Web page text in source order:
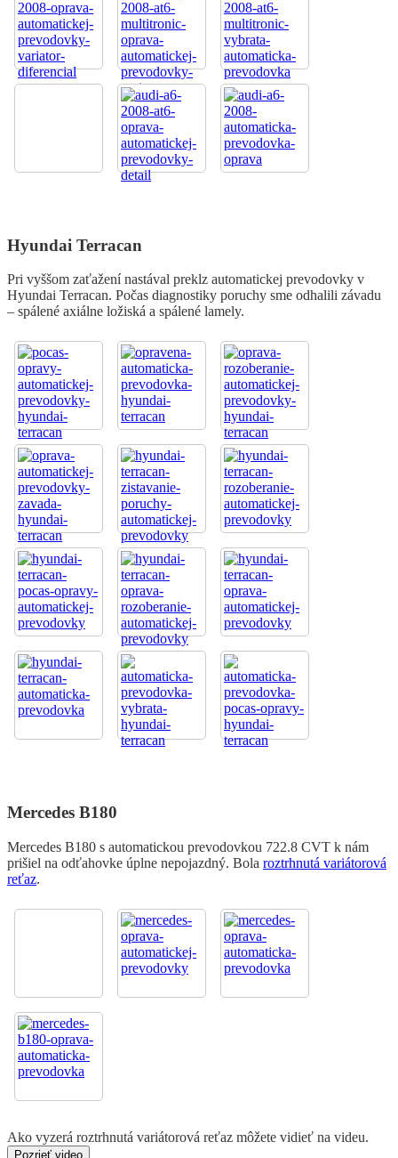
Hyundai Terracan
Pri vyššom zaťažení nastával preklz automatickej prevodovky v
Hyundai Terracan. Počas diagnostiky poruchy sme odhalili závadu
– spálené axiálne ložiská a spálené lamely.
Mercedes B180
Mercedes B180 s automatickou prevodovkou 722.8 CVT k nám
prišiel na odťahovke úplne nepojazdný. Bola roztrhnutá variátorová
reťaz.
Ako vyzerá roztrhnutá variátorová reťaz môžete vidieť na videu.
Pozrieť video